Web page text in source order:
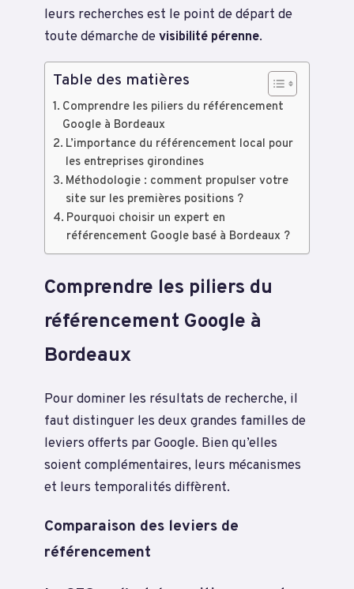
leurs recherches est le point de départ de
toute démarche devisibilité pérenne.
Table des matières
Comprendre les piliers du référencement
Google à Bordeaux
L’importance du référencement local pour
les entreprises girondines
Méthodologie : comment propulser votre
site sur les premières positions ?
Pourquoi choisir un expert en
référencement Google basé à Bordeaux ?
Comprendre les piliers du
référencement Google à
Bordeaux
Pour dominer les résultats de recherche, il
faut distinguer les deux grandes familles de
leviers offerts par Google. Bien qu’elles
soient complémentaires, leurs mécanismes
et leurs temporalités diffèrent.
Comparaison des leviers de
référencement